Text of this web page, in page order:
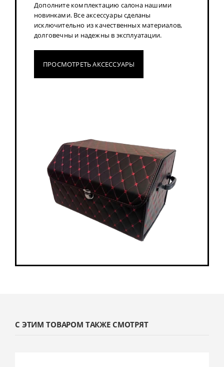
Дополните комплектацию салона нашими
новинками. Все аксессуары сделаны
исключительно из качественных материалов,
долговечны и надежны в эксплуатации.
ПРОСМОТРЕТЬ АКСЕССУАРЫ
С ЭТИМ ТОВАРОМ ТАКЖЕ СМОТРЯТ